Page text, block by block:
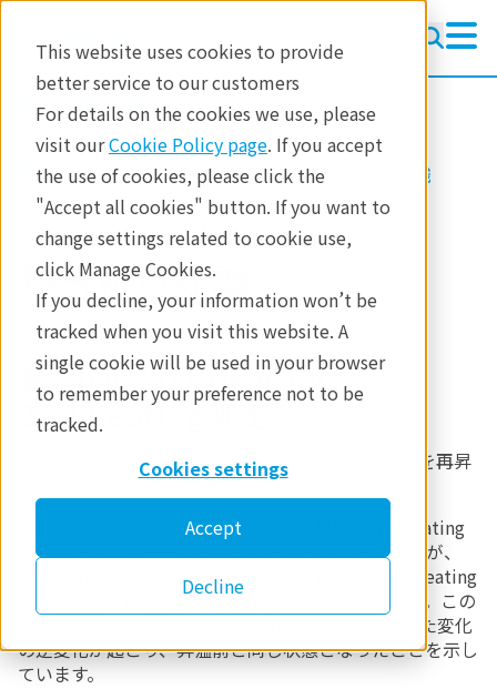
This website uses cookies to provide
better service to our customers
For details on the cookies we use, please
visit ourCookie Policy page. If you accept
the use of cookies, please click the
"Accept all cookies" button. If you want to
change settings related to cookie use,
click Manage Cookies.
If you decline, your information won’t be
tracked when you visit this website. A
single cookie will be used in your browser
to remember your preference not to be
tracked.
Cookies settings
Accept
Decline
熱分析装置
熱分析装置
ラーニング
製品
産業分野
お問合せ
製品 熱分析 ラーニング 豆知識
熱分析豆知識
第34回 1st.heating、
2nd.heating測定
熱分析では、昇温（1st.heating)後、同一サンプルを再昇
温（2nd.heating）する場合があります。
実際には、1st.heating→cooling（冷却）→2nd.heating
の測定を行い、データを比較することになるのですが、
1st.heatingと2nd.heatingの結果が同じ場合、1st.heating
で起こった変化は、可逆的であることがわかります。この
ことは、cooling過程において1st.heatingで起こった変化
の逆変化が起こり、昇温前と同じ状態となったことを示し
ています。